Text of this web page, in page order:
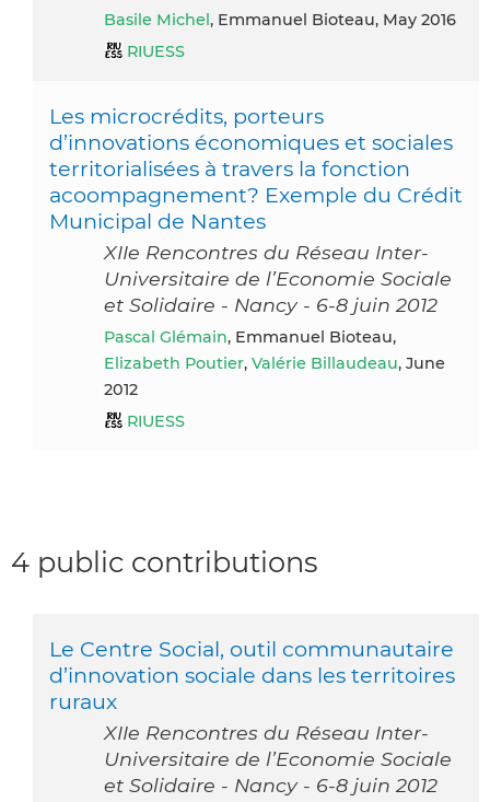
Basile Michel, Emmanuel Bioteau, May 2016
RIUESS
Les microcrédits, porteurs
d’innovations économiques et sociales
territorialisées à travers la fonction
acoompagnement? Exemple du Crédit
Municipal de Nantes
XIIe Rencontres du Réseau Inter-
Universitaire de l’Economie Sociale
et Solidaire - Nancy - 6-8 juin 2012
Pascal Glémain, Emmanuel Bioteau,
Elizabeth Poutier, Valérie Billaudeau, June
2012
RIUESS
4 public contributions
Le Centre Social, outil communautaire
d’innovation sociale dans les territoires
ruraux
XIIe Rencontres du Réseau Inter-
Universitaire de l’Economie Sociale
et Solidaire - Nancy - 6-8 juin 2012